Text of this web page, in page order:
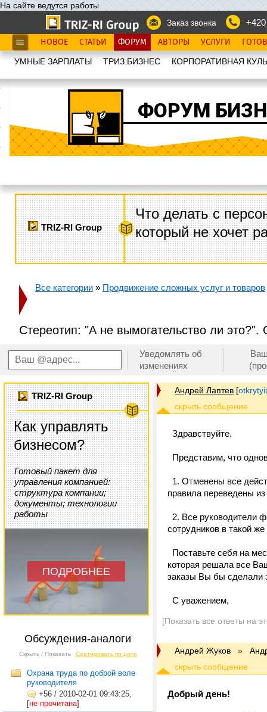
На сайте ведутся работы
Заказ звонка
НОВОЕ СТАТЬИ ФОРУМ АВТОРЫ УСЛУГИ
УМНЫЕ ЗАРПЛАТЫ ТРИЗ.БИЗНЕС КОРПОРАТИВНАЯ
ФОРУМ
TRIZ-RI Group
Что делать с
который не хочет
Все категории » Продвижение сложных услуг и товаров
Стереотип: "А не вымогательство ли
Уведомлять об
изменениях
TRIZ-RI Group
Как управлять
бизнесом?
Готовый пакет для
управления компанией:
структура компании;
документы; технологии
работы
ПОДРОБНЕЕ
Обсуждения-аналоги
Скрыть / Показать Сортировать по дате
Охрана труда по доброй воле
руководителя
+56 / 2010-02-01 09:43:25,
[не прочитана]
Андрей Лаптев [
Здравствуйте.
Представим, что
1. Отменены все
правила переведены
2. Все руководители
сотрудников в такой
Поставьте себя на
которая решала все
заказы Вы бы сделали
С уважением,
[Показать все ответы на
Андрей Жуков »
Добрый день!